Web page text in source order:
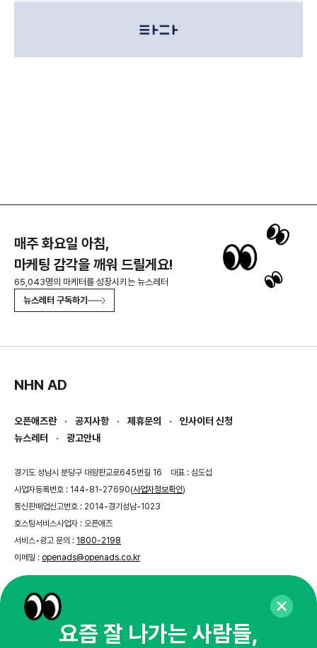
매주 화요일 아침,
마케팅 감각을 깨워 드릴게요!
65,043명의 마케터를 성장시키는 뉴스레터
뉴스레터 구독하기
NHN AD
오픈애즈란 공지사항 제휴문의
인사이터 신청
뉴스레터
광고안내
경기도 성남시 분당구 대왕판교로645번길 16
대표 : 심도섭
사업자등록번호 : 144-81-27690(사업자정보확인)
통신판매업신고번호 : 2014-경기성남-1023
호스팅서비스사업자 : 오픈애즈
서비스•광고 문의 : 1800-2198
이메일 : openads@openads.co.kr
이용약관개인정보처리방침
threadkakaotalk
요즘 잘 나가는 사람들,